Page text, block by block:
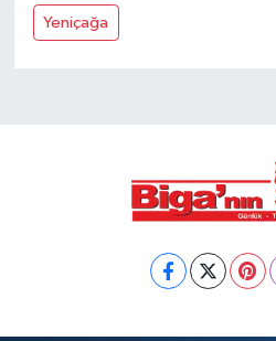
Yeniçağa
Tarım ve Ekonomi